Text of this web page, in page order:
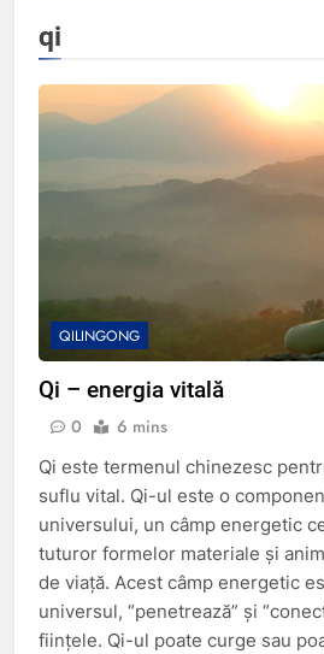
qi
QILINGONG
Qi – energia vitală
0 6 mins
Qi este termenul chinezesc
suflu vital. Qi-ul este o
universului, un câmp energetic
tuturor formelor materiale și
de viață. Acest câmp energetic
universul, “penetrează” și
ființele. Qi-ul poate curge sau